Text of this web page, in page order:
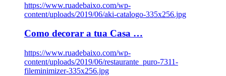
https://www.ruadebaixo.com/wp-
content/uploads/2019/06/aki-catalogo-335x256.jpg
Como decorar a tua Casa …
https://www.ruadebaixo.com/wp-
content/uploads/2019/06/restaurante_puro-7311-
fileminimizer-335x256.jpg